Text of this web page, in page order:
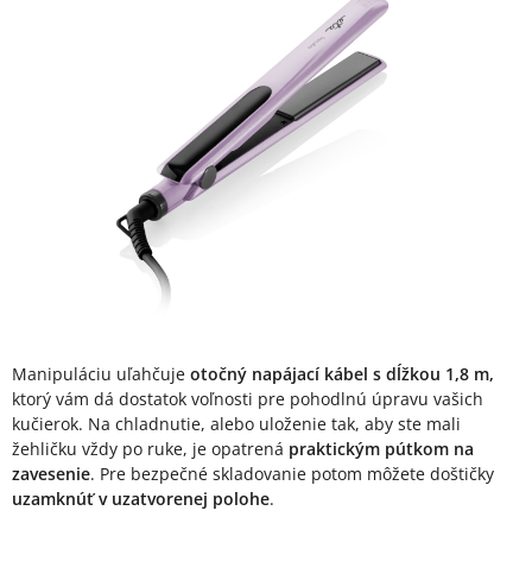
Manipuláciu uľahčuje otočný napájací kábel s dĺžkou 1,8 m,
ktorý vám dá dostatok voľnosti pre pohodlnú úpravu vašich
kučierok. Na chladnutie, alebo uloženie tak, aby ste mali
žehličku vždy po ruke, je opatrená praktickým pútkom na
zavesenie. Pre bezpečné skladovanie potom môžete doštičky
uzamknúť v uzatvorenej polohe.